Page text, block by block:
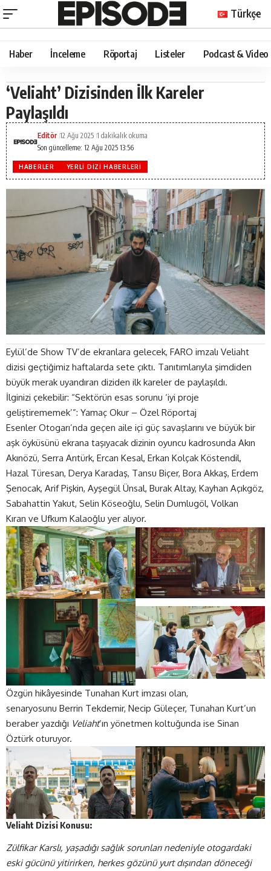
Türkçe
Haber İnceleme Röportaj Listeler Podcast & Video
‘Veliaht’ Dizisinden İlk Kareler
Paylaşıldı
Son güncelleme: 12 Ağu 2025 13:56
Editör 12 Ağu 2025 1 dakikalık okuma
HABERLER YERLI DIZI HABERLERI
Eylül’de Show TV’de ekranlara gelecek, FARO imzalı Veliaht
dizisi geçtiğimiz haftalarda sete çıktı. Tanıtımlarıyla şimdiden
büyük merak uyandıran diziden ilk kareler de paylaşıldı.
İlginizi çekebilir: “Sektörün esas sorunu ‘iyi proje
geliştirememek’”: Yamaç Okur – Özel Röportaj
Esenler Otogarı’nda geçen aile içi güç savaşlarını ve büyük bir
aşk öyküsünü ekrana taşıyacak dizinin oyuncu kadrosunda Akın
Akınözü, Serra Arıtürk, Ercan Kesal, Erkan Kolçak Köstendil,
Hazal Türesan, Derya Karadaş, Tansu Biçer, Bora Akkaş, Erdem
Şenocak, Arif Pişkin, Ayşegül Ünsal, Burak Altay, Kayhan Açıkgöz,
Sabahattin Yakut, Selin Köseoğlu, Selin Dumlugöl, Volkan
Kıran ve Ufkum Kalaoğlu yer alıyor.
Özgün hikâyesinde Tunahan Kurt imzası olan,
senaryosunu Berrin Tekdemir, Necip Güleçer, Tunahan Kurt’un
beraber yazdığı Veliaht’ın yönetmen koltuğunda ise Sinan
Öztürk oturuyor.
Veliaht Dizisi Konusu:
Zülfikar Karslı, yaşadığı sağlık sorunları nedeniyle otogardaki
eski gücünü yitirirken, herkes gözünü yurt dışından döneceği